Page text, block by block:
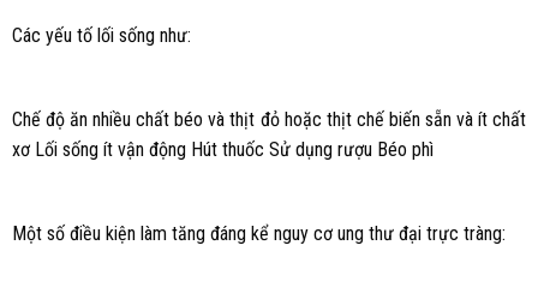
Các yếu tố lối sống như:
Chế độ ăn nhiều chất béo và thịt đỏ hoặc thịt chế biến sẵn và ít chất
xơ Lối sống ít vận động Hút thuốc Sử dụng rượu Béo phì
Một số điều kiện làm tăng đáng kể nguy cơ ung thư đại trực tràng: